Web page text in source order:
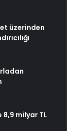
üzerinden
8,9 milyar TL